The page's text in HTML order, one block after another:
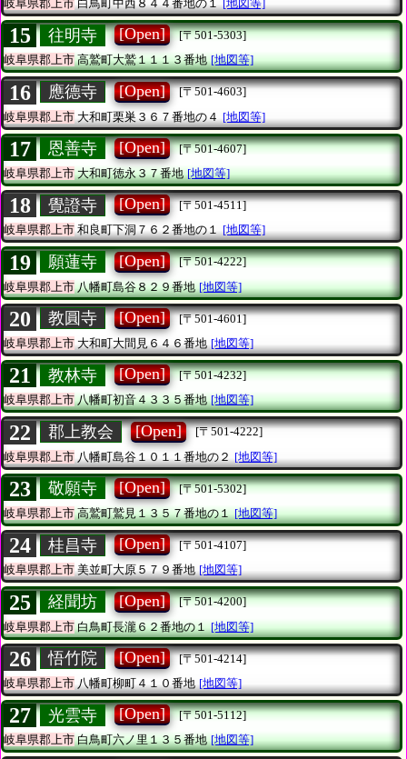
岐阜県郡上市 白鳥町中西８４４番地の１ [地図等]
15 往明寺 [Open]
[〒501-5303]
岐阜県郡上市高鷲町大鷲１１１３番地 [地図等]
16 應德寺 [Open]
[〒501-4603]
岐阜県郡上市 大和町栗巣３６７番地の４ [地図等]
17 恩善寺 [Open]
[〒501-4607]
岐阜県郡上市大和町徳永３７番地 [地図等]
18 覺證寺 [Open]
[〒501-4511]
岐阜県郡上市和良町下洞７６２番地の１ [地図等]
19 願蓮寺 [Open]
[〒501-4222]
岐阜県郡上市八幡町島谷８２９番地 [地図等]
20 教圓寺 [Open]
[〒501-4601]
岐阜県郡上市 大和町大間見６４６番地 [地図等]
21 教林寺 [Open]
[〒501-4232]
岐阜県郡上市八幡町初音４３３５番地 [地図等]
22 郡上教会 [Open]
[〒501-4222]
岐阜県郡上市 八幡町島谷１０１１番地の２ [地図等]
23 敬願寺 [Open]
[〒501-5302]
岐阜県郡上市高鷲町鷲見１３５７番地の１ [地図等]
24 桂昌寺 [Open]
[〒501-4107]
岐阜県郡上市美並町大原５７９番地 [地図等]
25 経聞坊 [Open]
[〒501-4200]
岐阜県郡上市白鳥町長瀧６２番地の１ [地図等]
26 悟竹院 [Open]
[〒501-4214]
岐阜県郡上市 八幡町柳町４１０番地 [地図等]
27 光雲寺 [Open]
[〒501-5112]
岐阜県郡上市白鳥町六ノ里１３５番地 [地図等]